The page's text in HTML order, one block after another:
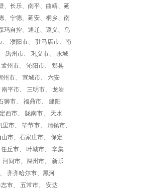
、长乐、南平、曲靖、延
、宁德、延安、桐乡、南
玛自控、通辽、遵义、乌
濮阳市、 驻马店市、南
禹州市、 巩义市、 永城
州市、 沁阳市、 郏县
州市、 宣城市、 六安
平市、 三明市、 龙岩
狮市、 福鼎市、 建阳
西市、 陇南市、 天水
市、 毕节市、 清镇市、
市、石家庄市、 保定
丘市、 叶城市、 辛集
河间市、深州市、 新乐
齐齐哈尔市、黑河
市、 五常市、 安达